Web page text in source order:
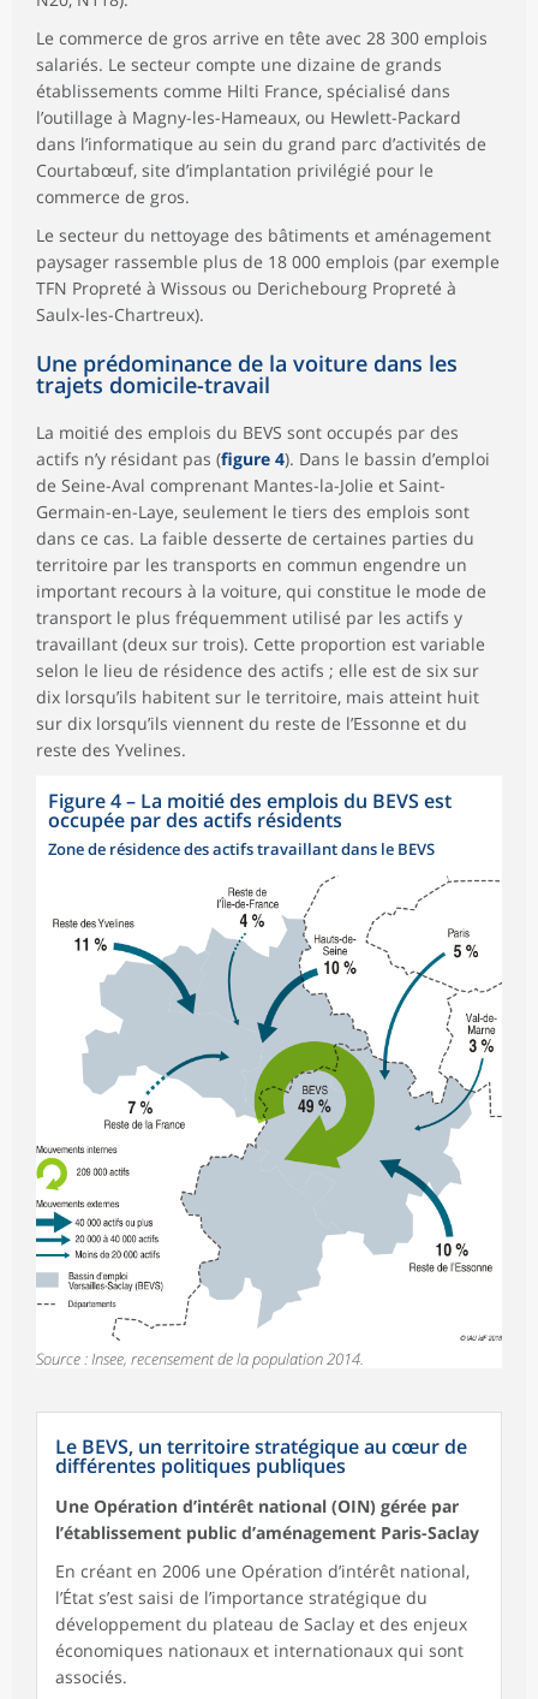
Le commerce de gros arrive en tête avec 28 300 emplois
salariés. Le secteur compte une dizaine de grands
établissements comme Hilti France, spécialisé dans
l’outillage à Magny-les-Hameaux, ou Hewlett-Packard
dans l’informatique au sein du grand parc d’activités de
Courtabœuf, site d’implantation privilégié pour le
commerce de gros.
Le secteur du nettoyage des bâtiments et aménagement
paysager rassemble plus de 18 000 emplois (par exemple
TFN Propreté à Wissous ou Derichebourg Propreté à
Saulx-les-Chartreux).
Une prédominance de la voiture dans les
trajets domicile-travail
La moitié des emplois du BEVS sont occupés par des
actifs n’y résidant pas (figure 4). Dans le bassin d’emploi
de Seine-Aval comprenant Mantes-la-Jolie et Saint-
Germain-en-Laye, seulement le tiers des emplois sont
dans ce cas. La faible desserte de certaines parties du
territoire par les transports en commun engendre un
important recours à la voiture, qui constitue le mode de
transport le plus fréquemment utilisé par les actifs y
travaillant (deux sur trois). Cette proportion est variable
selon le lieu de résidence des actifs ; elle est de six sur
dix lorsqu’ils habitent sur le territoire, mais atteint huit
sur dix lorsqu’ils viennent du reste de l’Essonne et du
reste des Yvelines.
Figure 4– La moitié des emplois du BEVS est
occupée par des actifs résidents
Zone de résidence des actifs travaillant dans le BEVS
Source : Insee, recensement de la population 2014.
Le BEVS, un territoire stratégique au cœur de
différentes politiques publiques
Une Opération d’intérêt national (OIN) gérée par
l’établissement public d’aménagement Paris-Saclay
En créant en 2006 une Opération d’intérêt national,
l’État s’est saisi de l’importance stratégique du
développement du plateau de Saclay et des enjeux
économiques nationaux et internationaux qui sont
associés.